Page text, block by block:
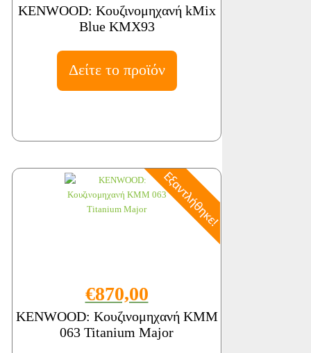
KENWOOD: Κουζινομηχανή kMix
Blue KMX93
Δείτε το προϊόν
€870,00
KENWOOD: Κουζινομηχανή KMM
063 Titanium Major